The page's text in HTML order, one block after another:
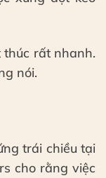
thúc rất nhanh.
nói.
trái chiều tại
cho rằng việc